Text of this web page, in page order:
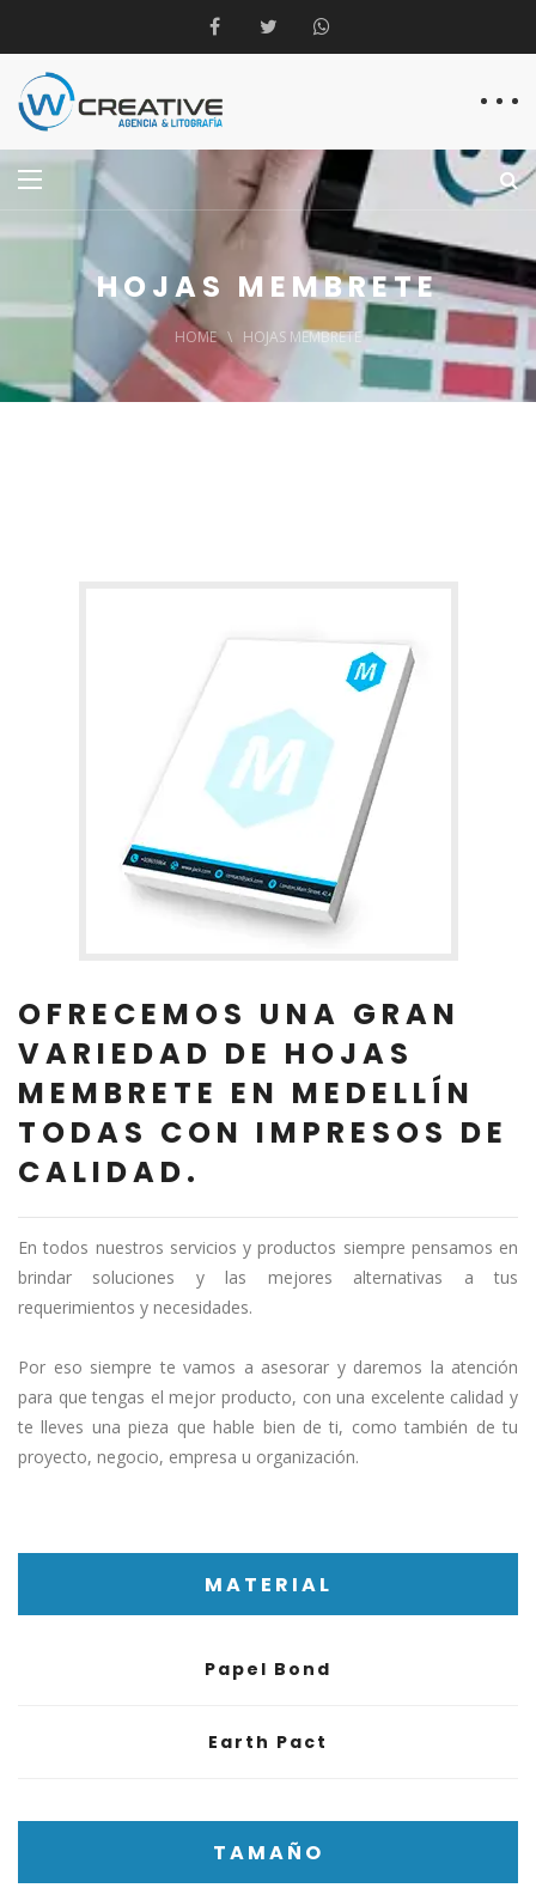
HOJAS MEMBRETE
HOME \ HOJAS MEMBRETE
OFRECEMOS UNA GRAN
VARIEDAD DE HOJAS
MEMBRETE EN MEDELLÍN
TODAS CON IMPRESOS DE
CALIDAD.
En todos nuestros servicios y productos siempre pensamos en
brindar soluciones y las mejores alternativas a tus
requerimientos y necesidades.
Por eso siempre te vamos a asesorar y daremos la atención
para que tengas el mejor producto, con una excelente calidad y
te lleves una pieza que hable bien de ti, como también de tu
proyecto, negocio, empresa u organización.
MATERIAL
Papel Bond
Earth Pact
TAMAÑO